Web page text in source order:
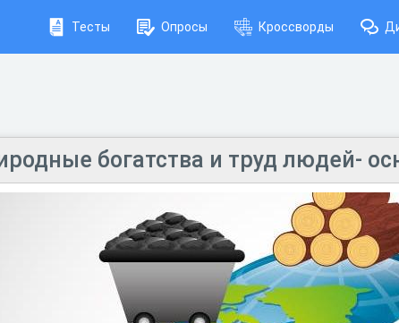
Тесты Опросы Кроссворды
богатства и труд людей-